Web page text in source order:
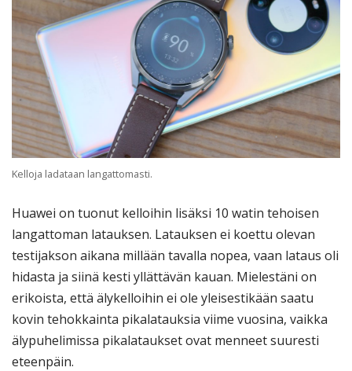
Kelloja ladataan langattomasti.
Huawei on tuonut kelloihin lisäksi 10 watin tehoisen
langattoman latauksen. Latauksen ei koettu olevan
testijakson aikana millään tavalla nopea, vaan lataus oli
hidasta ja siinä kesti yllättävän kauan. Mielestäni on
erikoista, että älykelloihin ei ole yleisestikään saatu
kovin tehokkainta pikalatauksia viime vuosina, vaikka
älypuhelimissa pikalataukset ovat menneet suuresti
eteenpäin.